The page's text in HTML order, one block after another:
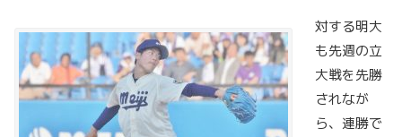
対する明大
も先週の立
大戦を先勝
されなが
ら、連勝で